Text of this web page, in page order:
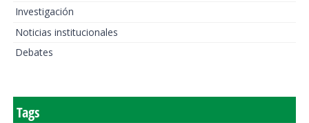
Investigación
Noticias institucionales
Debates
Tags